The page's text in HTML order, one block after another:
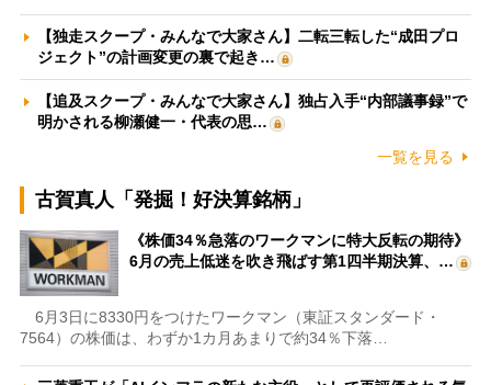
【独走スクープ・みんなで大家さん】二転三転した“成田プロ
ジェクト”の計画変更の裏で起き…
【追及スクープ・みんなで大家さん】独占入手“内部議事録”で
明かされる柳瀬健一・代表の思…
一覧を見る
古賀真人「発掘！好決算銘柄」
《株価34％急落のワークマンに特大反転の期待》
6月の売上低迷を吹き飛ばす第1四半期決算、…
6月3日に8330円をつけたワークマン（東証スタンダード・
7564）の株価は、わずか1カ月あまりで約34％下落…